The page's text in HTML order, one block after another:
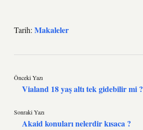
Tarih: Makaleler
Önceki Yazı
Vialand 18 yaş altı tek gidebilir mi ?
Sonraki Yazı
Akaid konuları nelerdir kısaca ?